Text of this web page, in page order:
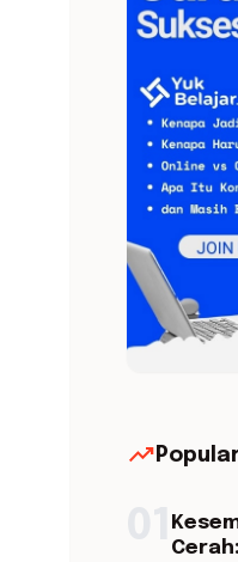
trending_up